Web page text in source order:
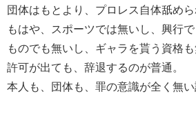
団体はもとより、プロレス自体舐めら
もはや、スポーツでは無いし、興行
ものでも無いし、ギャラを貰う資格も
許可が出ても、辞退するのが普通。
本人も、団体も、罪の意識が全く無い